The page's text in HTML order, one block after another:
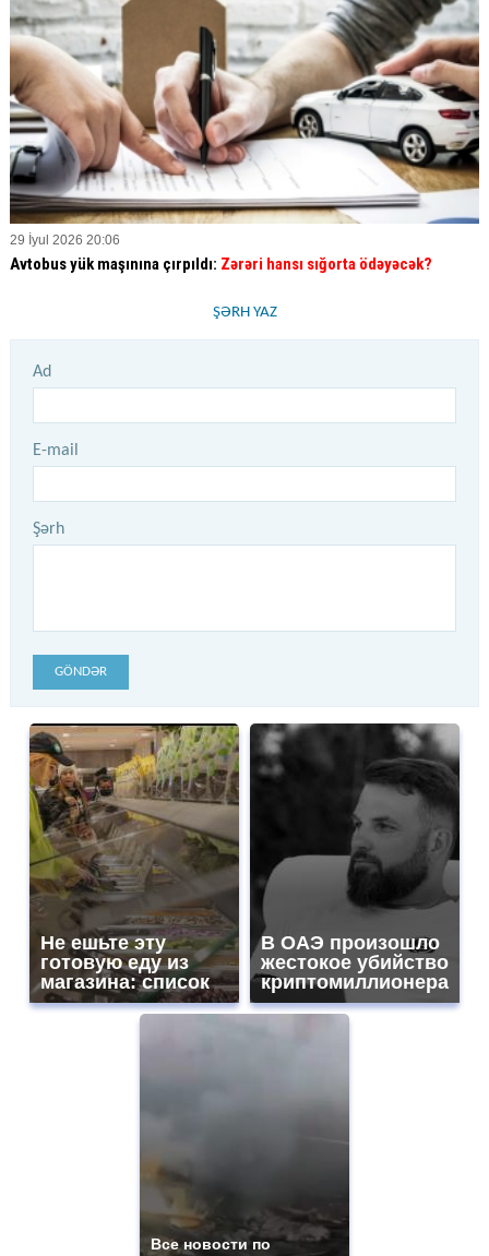
29 İyul 2026 20:06
Avtobus yük maşınına çırpıldı: Zərəri hansı sığorta ödəyəcək?
ŞƏRH YAZ
Ad
E-mail
Şərh
GÖNDƏR
Не ешьте эту
готовую еду из
магазина: список
В ОАЭ произошло
жестокое убийство
криптомиллионера
Все новости по